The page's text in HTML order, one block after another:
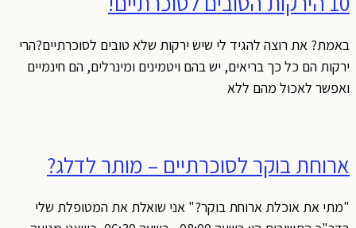
באמת? את רוצה להגיד לי שיש ירקות שלא טובים לסוכרתיים?הרי
ירקות הם כל כך בריאים, יש בהם ויטמינים ומינרלים, הם חינמיים
ואפשר לאכול מהם ללא
ארוחת בוקר לסוכרתיים – מותר לדלג?
"מתי את אוכלת ארוחת בוקר?" אני שואלת את המטופלת שלי